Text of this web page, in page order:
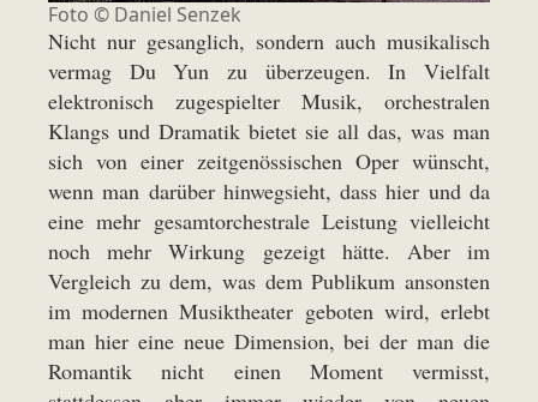
Foto © Daniel Senzek
Nicht nur gesanglich, sondern auch musikalisch
vermag Du Yun zu überzeugen. In Vielfalt
elektronisch zugespielter Musik, orchestralen
Klangs und Dramatik bietet sie all das, was man
sich von einer zeitgenössischen Oper wünscht,
wenn man darüber hinwegsieht, dass hier und da
eine mehr gesamtorchestrale Leistung vielleicht
noch mehr Wirkung gezeigt hätte. Aber im
Vergleich zu dem, was dem Publikum ansonsten
im modernen Musiktheater geboten wird, erlebt
man hier eine neue Dimension, bei der man die
Romantik nicht einen Moment vermisst,